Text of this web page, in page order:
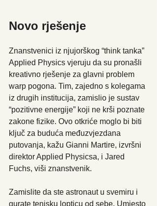
Novo rješenje
Znanstvenici iz njujorškog “think tanka”
Applied Physics vjeruju da su pronašli
kreativno rješenje za glavni problem
warp pogona. Tim, zajedno s kolegama
iz drugih institucija, zamislio je sustav
“pozitivne energije” koji ne krši poznate
zakone fizike. Ovo otkriće moglo bi biti
ključ za buduća međuzvjezdana
putovanja, kažu Gianni Martire, izvršni
direktor Applied Physicsa, i Jared
Fuchs, viši znanstvenik.
Zamislite da ste astronaut u svemiru i
gurate tenisku lopticu od sebe. Umjesto